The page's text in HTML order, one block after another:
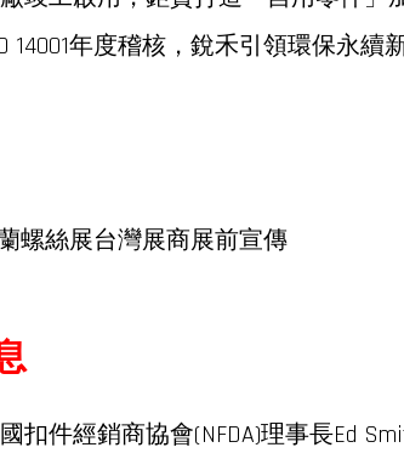
14001年度稽核，銳禾引領環保永續
螺絲展台灣展商展前宣傳
扣件經銷商協會(NFDA)理事長Ed